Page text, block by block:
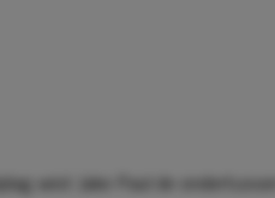
wist Jake Paul de